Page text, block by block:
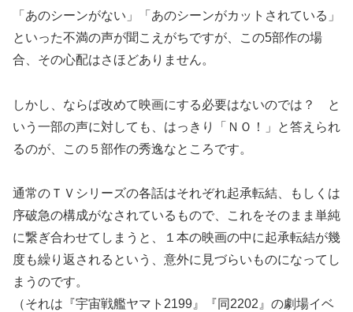
「あのシーンがない」「あのシーンがカットされている」
といった不満の声が聞こえがちですが、この5部作の場
合、その心配はさほどありません。
しかし、ならば改めて映画にする必要はないのでは？ と
いう一部の声に対しても、はっきり「ＮＯ！」と答えられ
るのが、この５部作の秀逸なところです。
通常のＴＶシリーズの各話はそれぞれ起承転結、もしくは
序破急の構成がなされているもので、これをそのまま単純
に繋ぎ合わせてしまうと、１本の映画の中に起承転結が幾
度も繰り返されるという、意外に見づらいものになってし
まうのです。
（それは『宇宙戦艦ヤマト2199』『同2202』の劇場イベ